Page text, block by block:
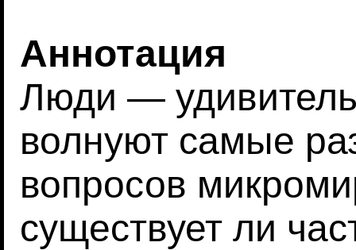
Аннотация
Люди —
волнуют самые
вопросов
существует ли